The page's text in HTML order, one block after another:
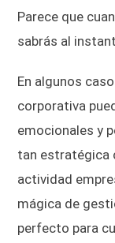
Parece que
sabrás al
En algunos
corporativa
emocionales y
tan estratégica
actividad
mágica de
perfecto para